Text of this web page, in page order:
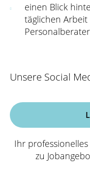
einen Blick
täglichen
Personalberater
Unsere Social
Ihr
zu